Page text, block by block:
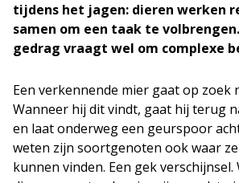
tijdens het jagen: dieren werken
samen om een taak te
gedrag vraagt wel om complexe
Een verkennende mier gaat op zoek
Wanneer hij dit vindt, gaat hij terug
en laat onderweg een geurspoor
weten zijn soortgenoten ook waar
kunnen vinden. Een gek